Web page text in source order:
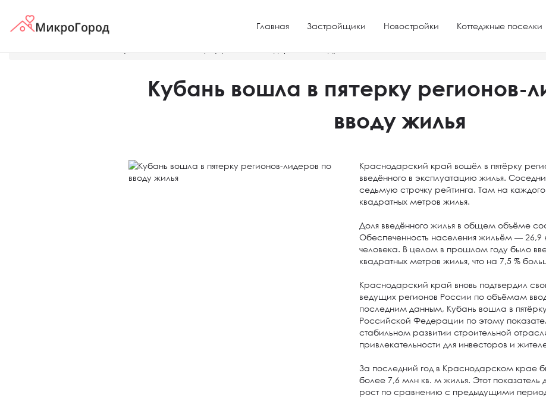
Главная Застройщики Новостройки Коттеджные поселки
Кубань вошла в пятерку регионов-
вводу жилья
Краснодарский край вошёл в пятёрку
введённого в эксплуатацию жилья.
седьмую строчку рейтинга. Там на
квадратных метров жилья.
Доля введённого жилья в общем объёме
Обеспеченность населения жильём — 26,9
человека. В целом в прошлом году было
квадратных метров жилья, что на 7,5 %
Краснодарский край вновь подтвердил
ведущих регионов России по объёмам
последним данным, Кубань вошла в
Российской Федерации по этому
стабильном развитии строительной
привлекательности для инвесторов и
За последний год в Краснодарском крае
более 7,6 млн кв. м жилья. Этот показатель
рост по сравнению с предыдущими